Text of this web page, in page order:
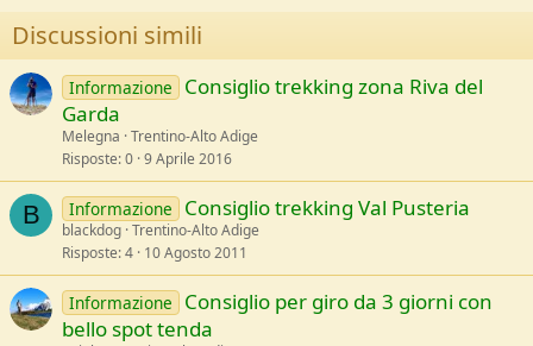
Discussioni simili
Informazione
Consiglio trekking zona Riva del
Garda
Melegna Trentino-Alto Adige
Risposte 0 9 Aprile 2016
B Informazione Consiglio trekking Val Pusteria
blackdog Trentino-Alto Adige
Risposte 4 10 Agosto 2011
Informazione
Consiglio per giro da 3 giorni con
bello spot tenda